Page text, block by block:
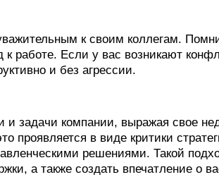
к своим коллегам.
работе. Если у вас возникают
и без агрессии.
и задачи компании, выражая свое
проявляется в виде критики
решениями. Такой
а также создать впечатление о